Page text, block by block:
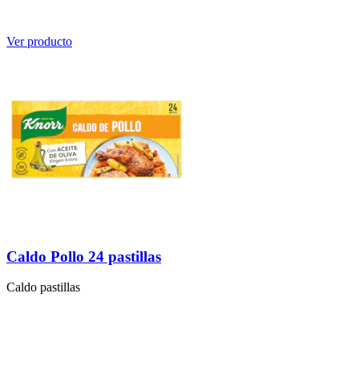
Ver producto
Caldo Pollo 24 pastillas
Caldo pastillas